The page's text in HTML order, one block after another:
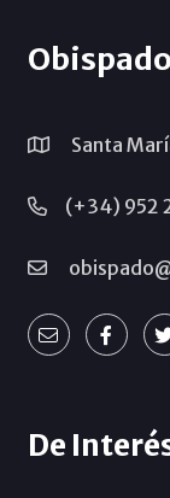
Santa
(+34) 952
De